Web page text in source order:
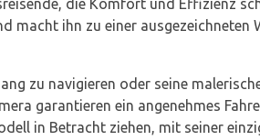
die Komfort und Effizienz
macht ihn zu einer ausgezeichneten
zu navigieren oder seine
garantieren ein angenehmes
in Betracht ziehen, mit seiner